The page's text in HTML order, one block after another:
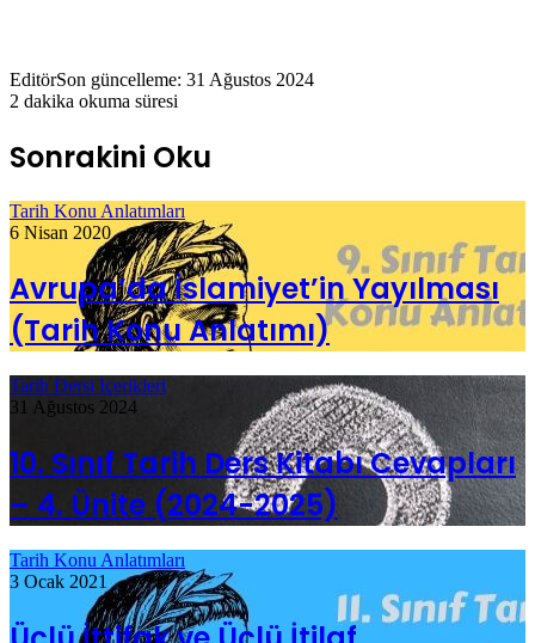
EditörSon güncelleme: 31 Ağustos 2024
2 dakika okuma süresi
Sonrakini Oku
Tarih Konu Anlatımları
6 Nisan 2020
Avrupa’da İslamiyet’in Yayılması
(Tarih Konu Anlatımı)
Tarih Dersi İçerikleri
31 Ağustos 2024
10. Sınıf Tarih Ders Kitabı Cevapları
– 4. Ünite (2024-2025)
Tarih Konu Anlatımları
3 Ocak 2021